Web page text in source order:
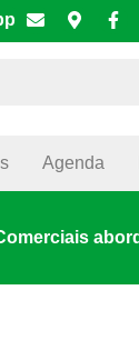
Agenda